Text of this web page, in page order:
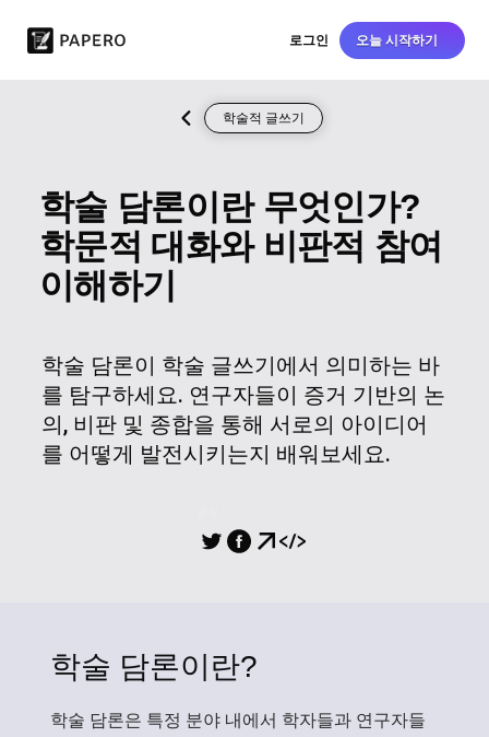
로그인 오늘 시작하기
학술적 글쓰기
학술 담론이란 무엇인가?
학문적 대화와 비판적 참여
이해하기
학술 담론이 학술 글쓰기에서 의미하는 바
를 탐구하세요. 연구자들이 증거 기반의 논
의, 비판 및 종합을 통해 서로의 아이디어
를 어떻게 발전시키는지 배워보세요.
학술 담론이란?
학술 담론은 특정 분야 내에서 학자들과 연구자들